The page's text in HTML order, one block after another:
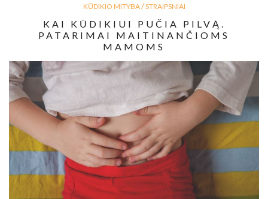
KŪDIKIO MITYBA/STRAIPSNIAI
KAI KŪDIKIUI PUČIA PILVĄ.
PATARIMAI MAITINANČIOMS
MAMOMS